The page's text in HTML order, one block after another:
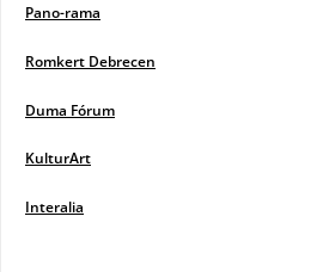
Pano-rama
Romkert Debrecen
Duma Fórum
KulturArt
Interalia